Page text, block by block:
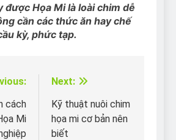
được Họa Mi là loài chim dễ
cần các thức ăn hay chế
kỳ, phức tạp.
cách
Mi
Next:
Kỹ thuật nuôi chim
họa mi cơ bản nên
biết